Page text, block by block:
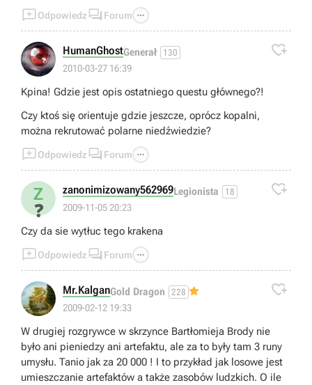
Odpowiedz  Forum 
HumanGhostGenerał 130
2010-03-27 16:39

Kpina! Gdzie jest opis ostatniego questu głównego?!
Czy ktoś się orientuje gdzie jeszcze, oprócz kopalni,
można rekrutować polarne niedźwiedzie?
Odpowiedz  Forum 
Z
❓
zanonimizowany562969Legionista 18
2009-11-05 20:23

Czy da sie wytłuc tego krakena
Odpowiedz  Forum 
Mr.KalganGold Dragon 228
2009-02-12 19:33

W drugiej rozgrywce w skrzynce Bartłomieja Brody nie
było ani pieniedzy ani artefaktu, ale za to były tam 3 runy
umysłu. Tanio jak za 20 000 ! I to przykład jak losowe jest
umieszczanie artefaktów a także zasobów ludzkich. O ile